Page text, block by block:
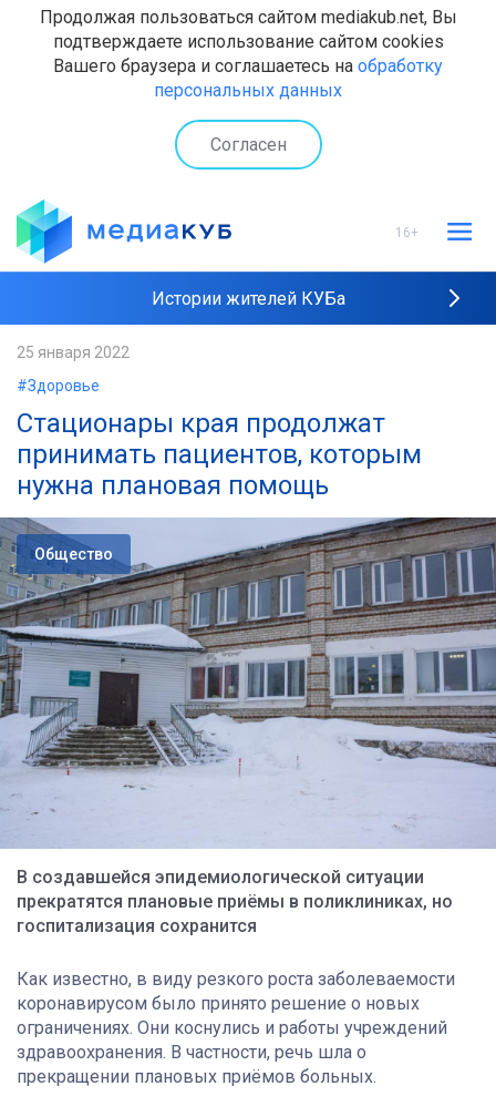
Продолжая пользоваться сайтом mediakub.net, Вы
подтверждаете использование сайтом cookies
Вашего браузера и соглашаетесь на обработку
персональных данных
Согласен
16+
Истории жителей КУБа
25 января 2022
#Здоровье
Стационары края продолжат
принимать пациентов, которым
нужна плановая помощь
Общество
В создавшейся эпидемиологической ситуации
прекратятся плановые приёмы в поликлиниках, но
госпитализация сохранится
Как известно, в виду резкого роста заболеваемости
коронавирусом было принято решение о новых
ограничениях. Они коснулись и работы учреждений
здравоохранения. В частности, речь шла о
прекращении плановых приёмов больных.